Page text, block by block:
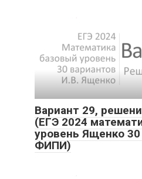
Вариант 29,
(ЕГЭ 2024
уровень Ященко
ФИПИ)